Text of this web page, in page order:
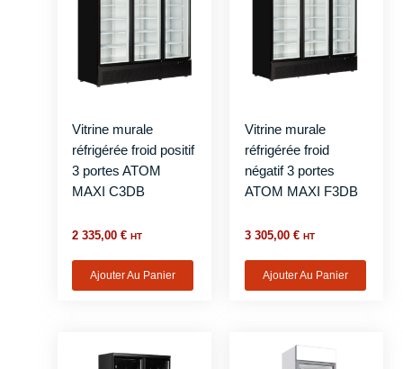
Vitrine murale
réfrigérée froid positif
3 portes ATOM
MAXI C3DB
2 335,00€ HT
Ajouter Au Panier
Vitrine murale
réfrigérée froid
négatif 3 portes
ATOM MAXI F3DB
3 305,00 € HT
Ajouter Au Panier